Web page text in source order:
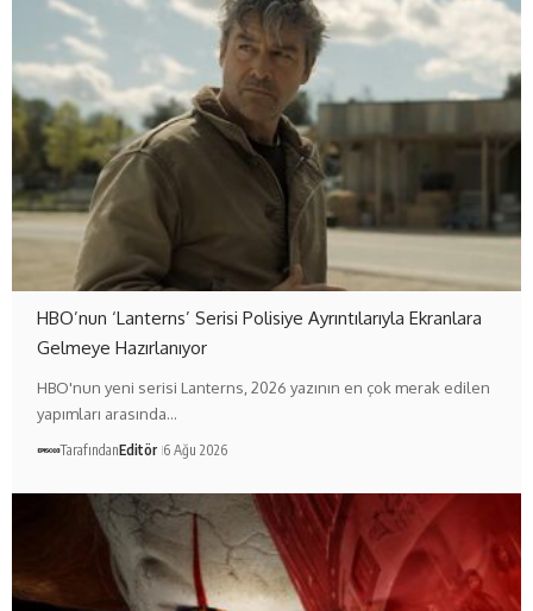
HBO’nun ‘Lanterns’ Serisi Polisiye Ayrıntılarıyla Ekranlara
Gelmeye Hazırlanıyor
HBO'nun yeni serisi Lanterns, 2026 yazının en çok merak edilen
yapımları arasında…
TarafındanEditör 6 Ağu 2026